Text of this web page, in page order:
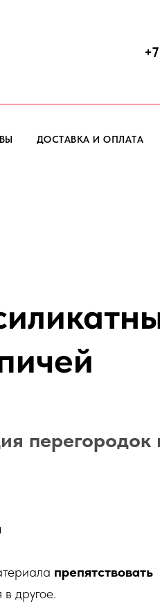
ДОСТАВКА И ОПЛАТА
перегородок
препятствовать
другое.